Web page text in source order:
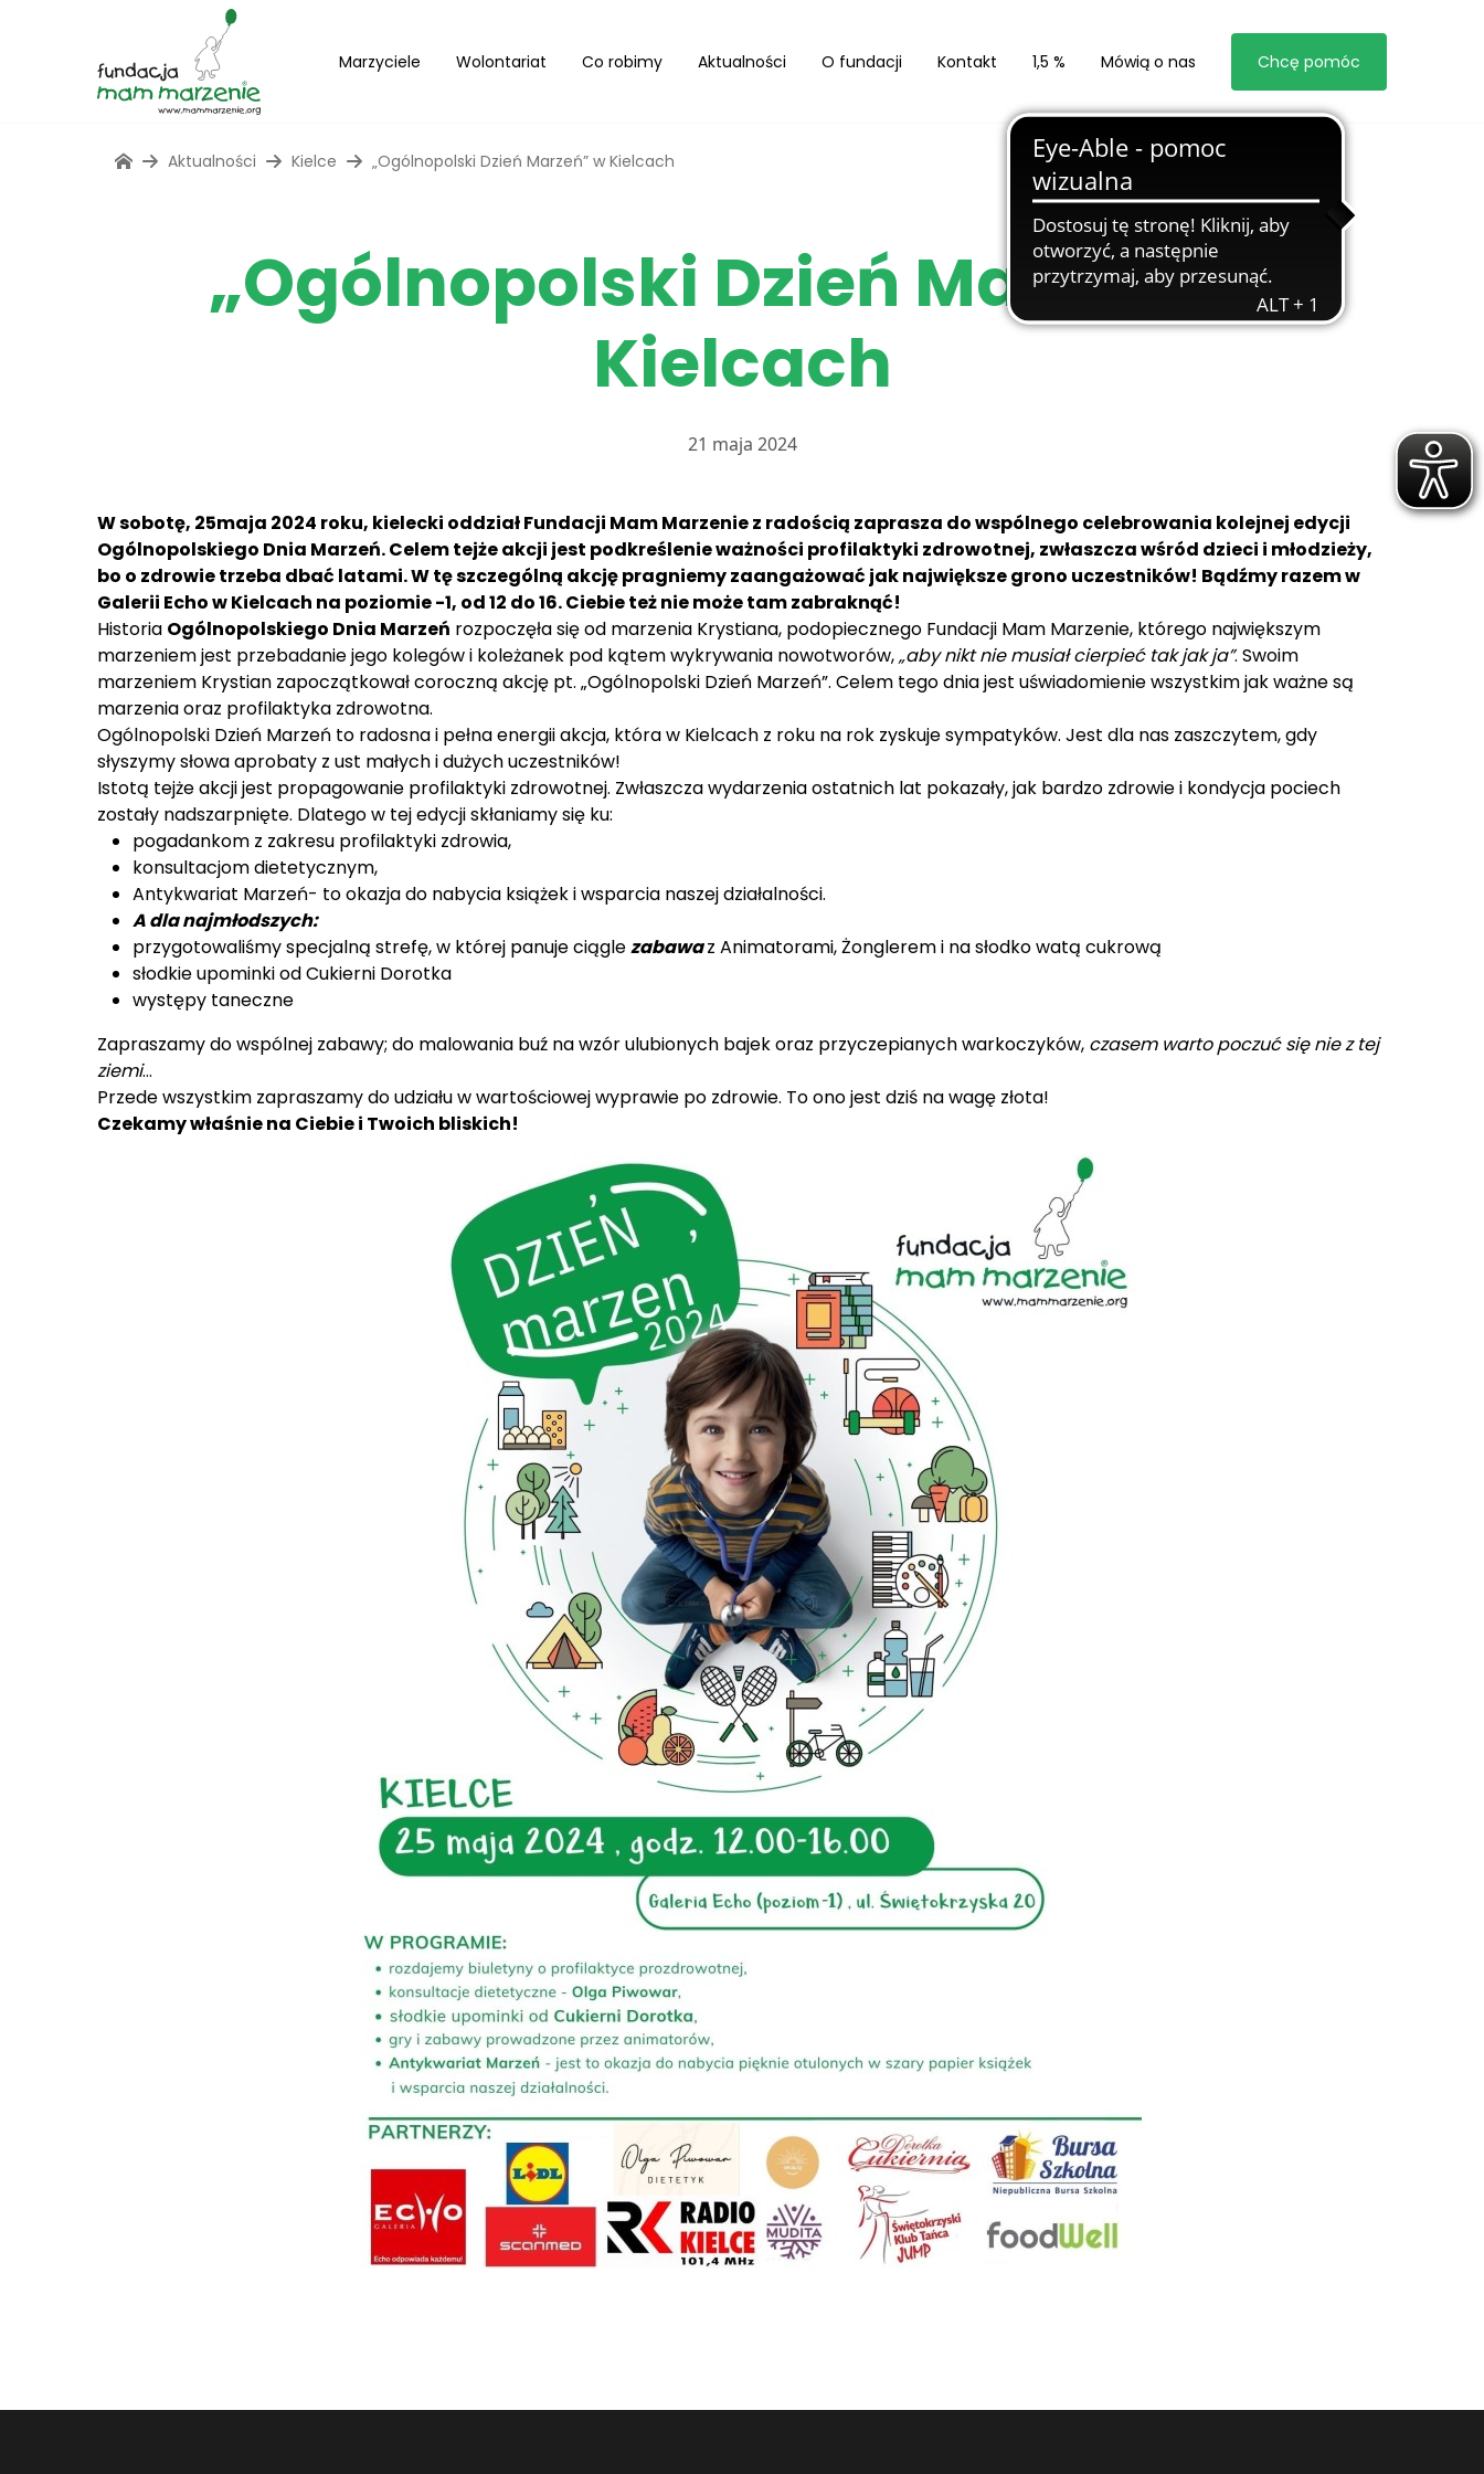
Marzyciele Wolontariat Co robimy Aktualności O fundacji Kontakt 1,5 % Mówią o nas Chcę pomóc
Aktualności Kielce „Ogólnopolski Dzień Marzeń” w Kielcach
„Ogólnopolski Dzień Marzeń” w
Kielcach
21 maja 2024
W sobotę, 25maja 2024 roku, kielecki oddział Fundacji Mam Marzenie z radością zaprasza do wspólnego celebrowania kolejnej edycji
Ogólnopolskiego Dnia Marzeń. Celem tejże akcji jest podkreślenie ważności profilaktyki zdrowotnej, zwłaszcza wśród dzieci i młodzieży,
bo o zdrowie trzeba dbać latami. W tę szczególną akcję pragniemy zaangażować jak największe grono uczestników! Bądźmy razem w
Galerii Echow Kielcach na poziomie-1, od 12 do 16. Ciebie też nie może tam zabraknąć!
Historia Ogólnopolskiego Dnia Marzeń rozpoczęła się od marzenia Krystiana, podopiecznego Fundacji Mam Marzenie, którego największym
marzeniem jest przebadanie jego kolegów i koleżanek pod kątem wykrywania nowotworów,„aby nikt nie musiał cierpieć tak jak ja”. Swoim
marzeniem Krystian zapoczątkował coroczną akcję pt. „Ogólnopolski Dzień Marzeń”. Celem tego dnia jest uświadomienie wszystkim jak ważne są
marzenia oraz profilaktyka zdrowotna.
Ogólnopolski Dzień Marzeń to radosna i pełna energii akcja, która w Kielcach z roku na rok zyskuje sympatyków. Jest dla nas zaszczytem, gdy
słyszymy słowa aprobaty z ust małych i dużych uczestników!
Istotą tejże akcji jest propagowanie profilaktyki zdrowotnej. Zwłaszcza wydarzenia ostatnich lat pokazały, jak bardzo zdrowie i kondycja pociech
zostały nadszarpnięte. Dlatego w tej edycji skłaniamy się ku:
pogadankom z zakresu profilaktyki zdrowia,
konsultacjom dietetycznym,
Antykwariat Marzeń- to okazja do nabycia książek i wsparcia naszej działalności.
A dla najmłodszych:
przygotowaliśmy specjalną strefę, w której panuje ciąglezabawaz Animatorami, Żonglerem i na słodko watą cukrową
słodkie upominki od Cukierni Dorotka
występy taneczne
Zapraszamy do wspólnej zabawy; do malowania buź na wzór ulubionych bajek oraz przyczepianych warkoczyków, czasem warto poczuć się nie z tej
ziemi…
Przede wszystkim zapraszamy do udziału w wartościowej wyprawie po zdrowie. To ono jest dziś na wagę złota!
Czekamy właśnie na Ciebie i Twoich bliskich!